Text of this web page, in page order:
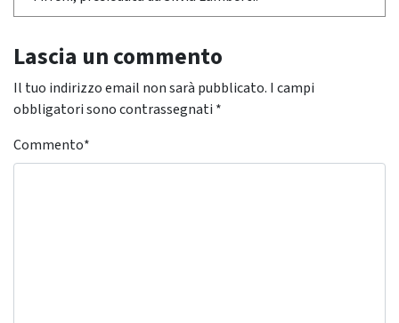
Lascia un commento
Il tuo indirizzo email non sarà pubblicato. I campi
obbligatori sono contrassegnati *
Commento*